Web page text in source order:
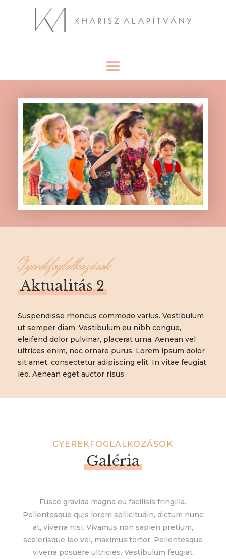
Gyerekfoglalkozások
Aktualitás 2
Suspendisse rhoncus commodo varius. Vestibulum
ut semper diam. Vestibulum eu nibh congue,
eleifend dolor pulvinar, placerat urna. Aenean vel
ultrices enim, nec ornare purus. Lorem ipsum dolor
sit amet, consectetur adipiscing elit. In vitae feugiat
leo. Aenean eget auctor risus.
GYEREKFOGLALKOZÁSOK
Galéria
Fusce gravida magna eu facilisis fringilla.
Pellentesque quis lorem sollicitudin, dictum nunc
at, viverra nisi. Vivamus non sapien pretium,
scelerisque leo vel, maximus tortor. Pellentesque
viverra posuere ultricies. Vestibulum feugiat